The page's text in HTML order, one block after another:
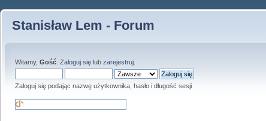
Stanisław Lem - Forum
Witamy, Gość Zaloguj się lub zarejestruj
Zaloguj się podając nazwę użytkownika, hasło i długość sesji